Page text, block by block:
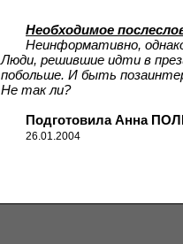
Необходимое
Неинформативно,
Люди, решившие идти в
побольше. И быть
Не так ли?
Подготовила Анна
26.01.2004